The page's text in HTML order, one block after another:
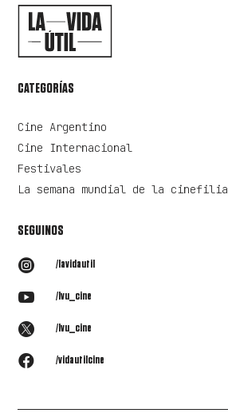
CATEGORÍAS
Cine Argentino
Cine Internacional
Festivales
La semana mundial de la cinefilia
SEGUINOS
 /lavidautil
 /lvu_cine
 /lvu_cine
 /vidautilcine